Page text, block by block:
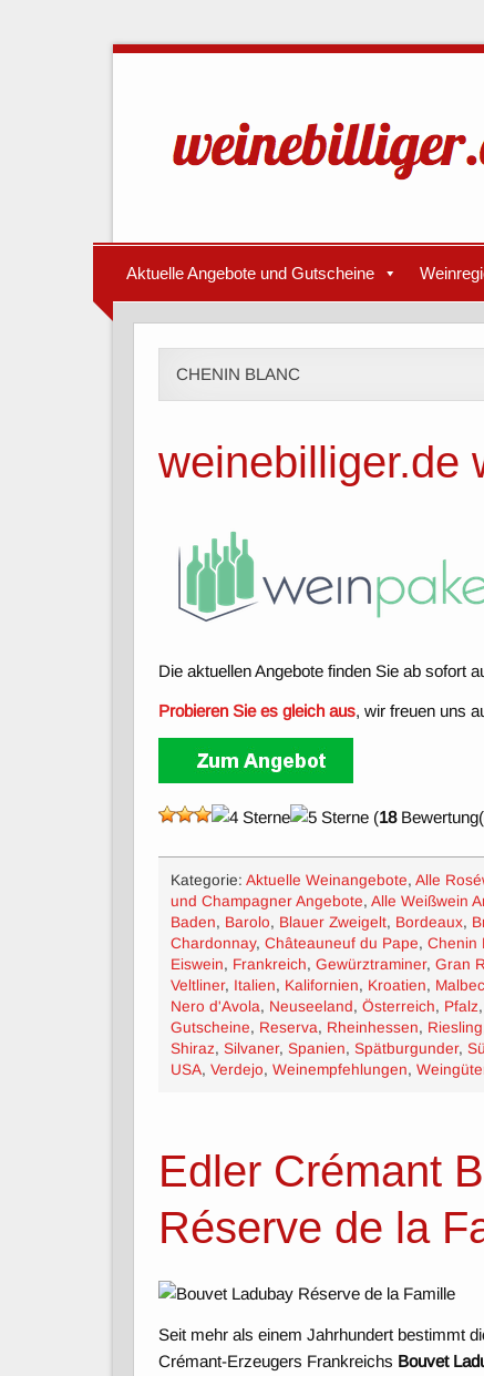
Aktuelle Angebote und Gutscheine
CHENIN BLANC
weinebilliger.de
Die aktuellen Angebote finden Sie ab sofort
Probieren Sie es gleich aus, wir freuen uns
(18
Kategorie: Aktuelle Weinangebote, Alle
und Champagner Angebote, Alle Weißwein
Baden, Barolo, Blauer Zweigelt, Bordeaux,
Chardonnay, Châteauneuf du Pape, Chenin
Eiswein, Frankreich, Gewürztraminer, Gran
Veltliner, Italien, Kalifornien, Kroatien, Malbec
Nero d'Avola, Neuseeland , Österreich, Pfalz,
Gutscheine, Reserva, Rheinhessen, Riesling
Shiraz, Silvaner, Spanien, Spätburgunder,
USA, Verdejo, Weinempfehlungen,
Edler Crémant
Réserve de la
Seit mehr als einem Jahrhundert bestimmt
Crémant-Erzeugers Frankreichs Bouvet